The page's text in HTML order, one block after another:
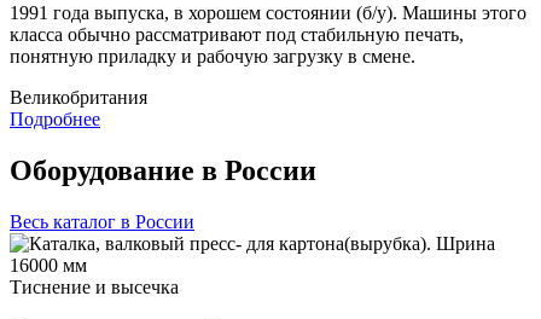
1991 года выпуска, в хорошем состоянии (б/у). Машины этого
класса обычно рассматривают под стабильную печать,
понятную приладку и рабочую загрузку в смене.
Великобритания
Подробнее
Оборудование в России
Весь каталог в России
Тиснение и высечка